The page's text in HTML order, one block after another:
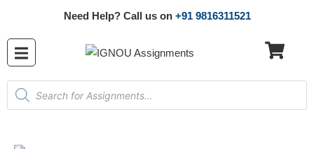
Need Help? Call us on +91 9816311521